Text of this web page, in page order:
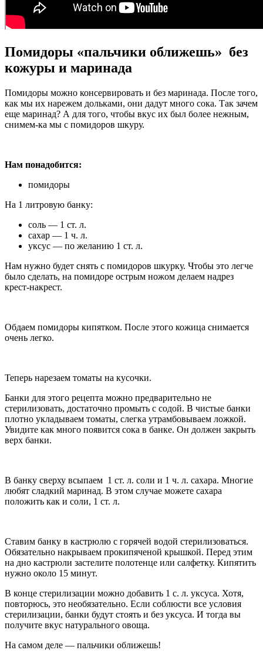
Помидоры «пальчики оближешь» без
кожуры и маринада
Помидоры можно консервировать и без маринада. После того,
как мы их нарежем дольками, они дадут много сока. Так зачем
еще маринад? А для того, чтобы вкус их был более нежным,
снимем-ка мы с помидоров шкуру.
Нам понадобится:
помидоры
На 1 литровую банку:
соль — 1 ст. л.
сахар — 1 ч. л.
уксус — по желанию 1 ст. л.
Нам нужно будет снять с помидоров шкурку. Чтобы это легче
было сделать, на помидоре острым ножом делаем надрез
крест-накрест.
Обдаем помидоры кипятком. После этого кожица снимается
очень легко.
Теперь нарезаем томаты на кусочки.
Банки для этого рецепта можно предварительно не
стерилизовать, достаточно промыть с содой. В чистые банки
плотно укладываем томаты, слегка утрамбовываем ложкой.
Увидите как много появится сока в банке. Он должен закрыть
верх банки.
В банку сверху всыпаем 1 ст. л. соли и 1 ч. л. сахара. Многие
любят сладкий маринад. В этом случае можете сахара
положить как и соли, 1 ст. л.
Ставим банку в кастрюлю с горячей водой стерилизоваться.
Обязательно накрываем прокипяченой крышкой. Перед этим
на дно кастрюли застелите полотенце или салфетку. Кипятить
нужно около 15 минут.
В конце стерилизации можно добавить 1 с. л. уксуса. Хотя,
повторюсь, это необязательно. Если соблюсти все условия
стерилизации, банки будут стоять и без уксуса. И тогда вы
получите вкус натурального овоща.
На самом деле — пальчики оближешь!